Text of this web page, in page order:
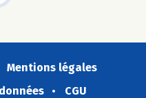
Mentions légales
CGU